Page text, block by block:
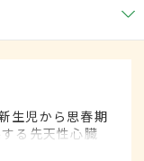
生児から思春期
る先天性心臓
法によって治療